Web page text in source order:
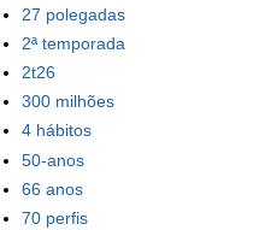
27 polegadas
2ª temporada
2t26
300 milhões
4 hábitos
50-anos
66 anos
70 perfis